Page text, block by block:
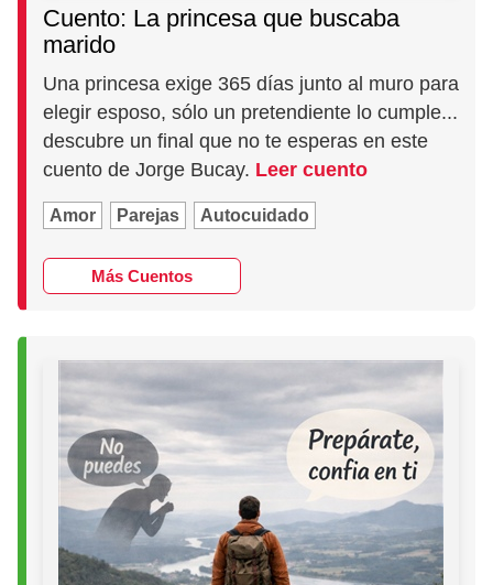
Cuento: La princesa que buscaba
marido
Una princesa exige 365 días junto al muro para
elegir esposo, sólo un pretendiente lo cumple...
descubre un final que no te esperas en este
cuento de Jorge Bucay. Leer cuento
Amor Parejas Autocuidado
Más Cuentos